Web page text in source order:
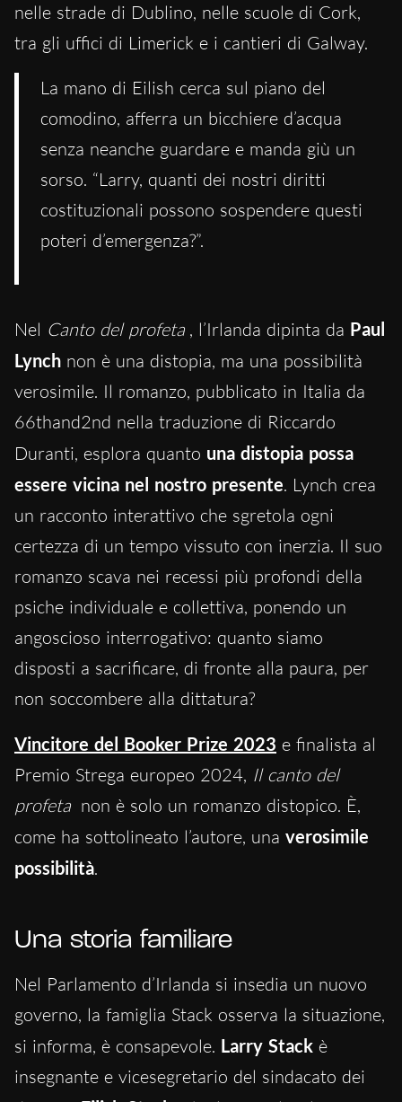
nelle strade di Dublino, nelle scuole di Cork,
tra gli uffici di Limerick e i cantieri di Galway.
La mano di Eilish cerca sul piano del
comodino, afferra un bicchiere d’acqua
senza neanche guardare e manda giù un
sorso. “Larry, quanti dei nostri diritti
costituzionali possono sospendere questi
poteri d’emergenza?”.
Nel Canto del profeta , l’Irlanda dipinta da Paul
Lynch non è una distopia, ma una possibilità
verosimile. Il romanzo, pubblicato in Italia da
66thand2nd nella traduzione di Riccardo
Duranti, esplora quanto una distopia possa
essere vicina nel nostro presente. Lynch crea
un racconto interattivo che sgretola ogni
certezza di un tempo vissuto con inerzia. Il suo
romanzo scava nei recessi più profondi della
psiche individuale e collettiva, ponendo un
angoscioso interrogativo: quanto siamo
disposti a sacrificare, di fronte alla paura, per
non soccombere alla dittatura?
Vincitore del Booker Prize 2023 e finalista al
Premio Strega europeo 2024, Il canto del
profeta non è solo un romanzo distopico. È,
come ha sottolineato l’autore, una verosimile
possibilità.
Una storia familiare
Nel Parlamento d’Irlanda si insedia un nuovo
governo, la famiglia Stack osserva la situazione,
si informa, è consapevole. Larry Stack è
insegnante e vicesegretario del sindacato dei